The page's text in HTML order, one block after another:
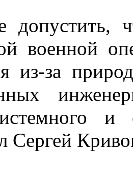
военной
из-за
и
Сергей